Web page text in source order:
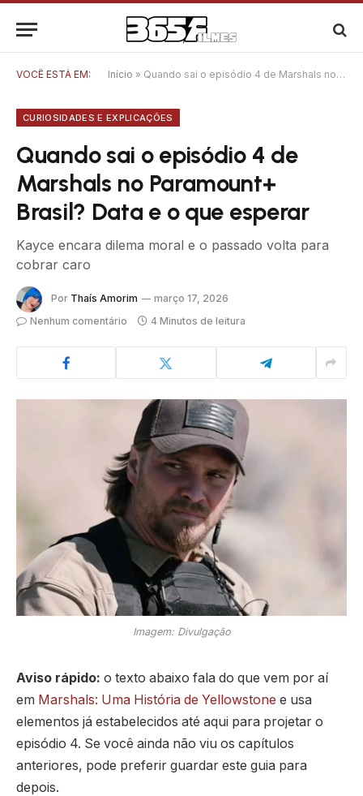
VOCÊ ESTÁ EM: Início » Quando sai o episódio 4 de Marshals no Paramount+ Brasil? Data e o que esperar
CURIOSIDADES E EXPLICAÇÕES
Quando sai o episódio 4 de
Marshals no Paramount+
Brasil? Data e o que esperar
Kayce encara dilema moral e o passado volta para
cobrar caro
Por Thaís Amorim
março 17, 2026
Nenhum comentário
4 Minutos de leitura
Imagem: Divulgação
Aviso rápido: o texto abaixo fala do que vem por aí
em Marshals: Uma História de Yellowstone e usa
elementos já estabelecidos até aqui para projetar o
episódio 4. Se você ainda não viu os capítulos
anteriores, pode preferir guardar este guia para
depois.